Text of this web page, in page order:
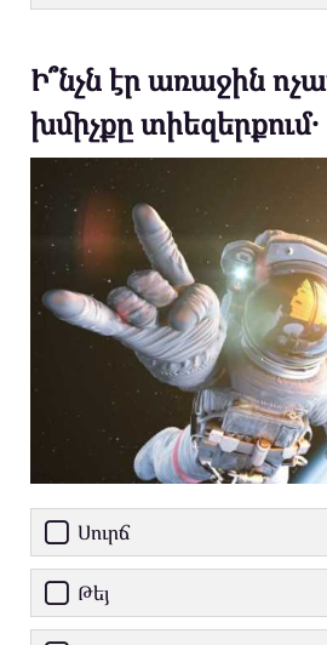
Ի՞նչն էր առաջին
խմիչքը տիեզերքում․
Սուրճ
Թեյ